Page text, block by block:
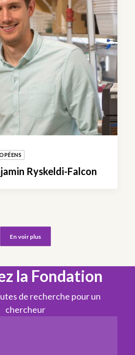
Ryskeldi-Falcon
En voir plus
la Fondation
de recherche pour un
chercheur